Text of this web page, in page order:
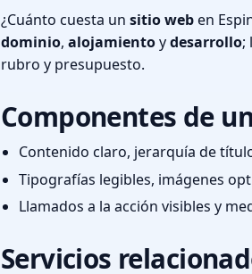
¿Cuánto cuesta un sitio weben
dominio, alojamientoydesarrollo;
rubro y presupuesto.
Componentes de
Contenido claro, jerarquía de
Tipografías legibles, imágenes
Llamados a la acción visibles y
Servicios